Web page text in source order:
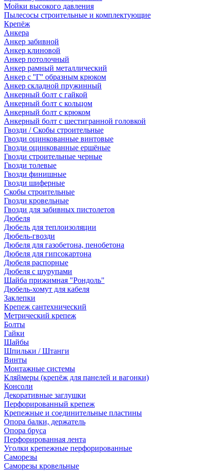
Мойки высокого давления
Пылесосы строительные и комплектующие
Крепёж
Анкера
Анкер забивной
Анкер клиновой
Анкер потолочный
Анкер рамный металлический
Анкер с ''Г'' образным крюком
Анкер складной пружинный
Анкерный болт с гайкой
Анкерный болт с кольцом
Анкерный болт с крюком
Анкерный болт с шестигранной головкой
Гвозди / Скобы строительные
Гвозди оцинкованные винтовые
Гвозди оцинкованные ершёные
Гвозди строительные черные
Гвозди толевые
Гвозди финишные
Гвозди шиферные
Скобы строительные
Гвозди кровельные
Гвозди для забивных пистолетов
Дюбеля
Дюбель для теплоизоляции
Дюбель-гвозди
Дюбеля для газобетона, пенобетона
Дюбеля для гипсокартона
Дюбеля распорные
Дюбеля с шурупами
Шайба прижимная "Рондоль"
Дюбель-хомут для кабеля
Заклепки
Крепеж сантехнический
Метрический крепеж
Болты
Гайки
Шайбы
Шпильки / Штанги
Винты
Монтажные системы
Кляймеры (крепёж для панелей и вагонки)
Консоли
Декоративные заглушки
Перфорированный крепеж
Крепежные и соединительные пластины
Опора балки, держатель
Опора бруса
Перфорированная лента
Уголки крепежные перфорированные
Саморезы
Саморезы кровельные